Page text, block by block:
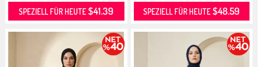
SPEZIELL FÜR HEUTE$41.39 SPEZIELL FÜR HEUTE$48.59